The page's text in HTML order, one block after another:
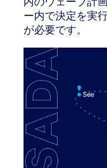
ー内で決定を実
が必要です。